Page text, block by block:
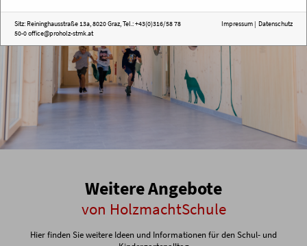
Weitere Angebote
von HolzmachtSchule
Hier finden Sie weitere Ideen und Informationen für den Schul- und
Sitz: Reininghausstraße 13a, 8020 Graz, Tel.: +43(0)316/58 78
50-0office@proholz-stmk.at
Impressum | Datenschutz